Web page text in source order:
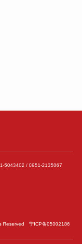
5043402 / 0951-2135067
Reserved宁ICP备05002186